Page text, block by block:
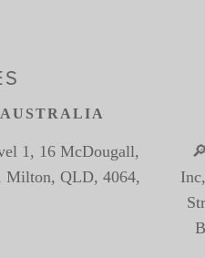
AUSTRALIA
1, 16 McDougall,
Milton, QLD, 4064,